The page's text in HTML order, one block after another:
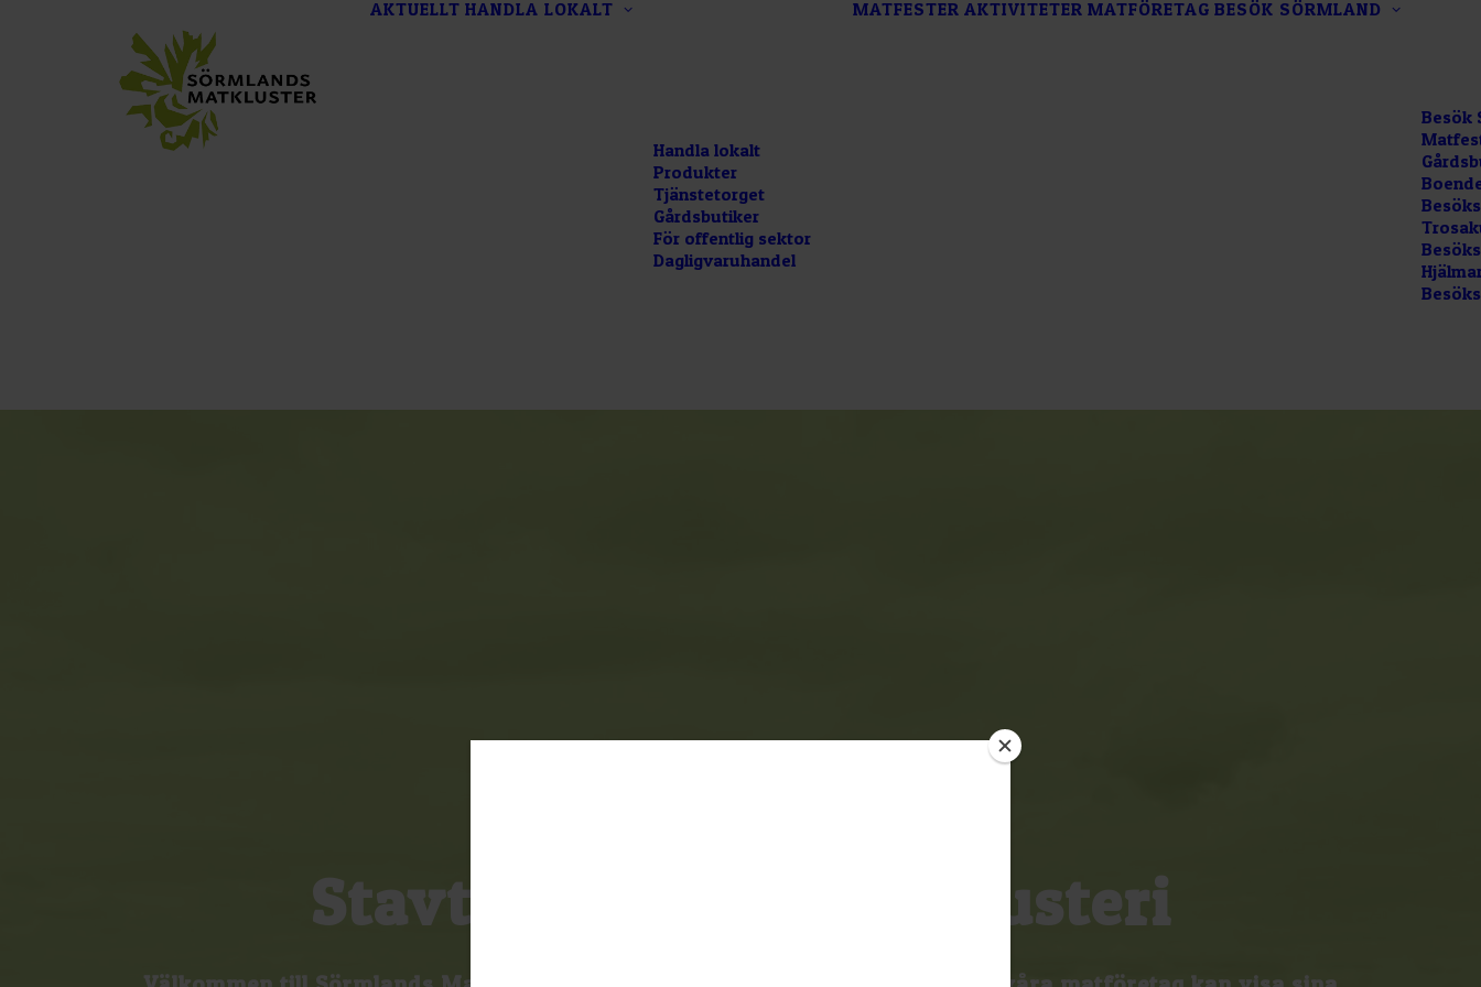
AKTUELLT HANDLA LOKALT
Handla lokalt
Produkter
Tjänstetorget
Gårdsbutiker
För offentlig sektor
Dagligvaruhandel
MATFESTER AKTIVITETER MATFÖRETAG BESÖK SÖRMLAND
Besök
Stavtorps Honung & Musteri